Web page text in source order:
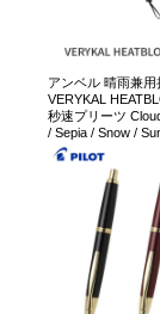
アンベル 晴雨兼
VERYKAL
秒速プリーツ
/ Sepia / Snow /